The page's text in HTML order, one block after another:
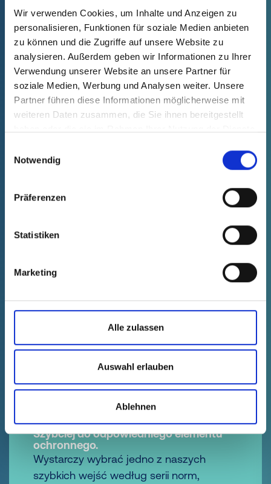
Wir verwenden Cookies, um Inhalte und Anzeigen zu
personalisieren, Funktionen für soziale Medien anbieten
zu können und die Zugriffe auf unsere Website zu
analysieren. Außerdem geben wir Informationen zu Ihrer
Verwendung unserer Website an unsere Partner für
soziale Medien, Werbung und Analysen weiter. Unsere
Partner führen diese Informationen möglicherweise mit
weiteren Daten zusammen, die Sie ihnen bereitgestellt
Notwendig
Präferenzen
Statistiken
Marketing
Alle zulassen
Auswahl erlauben
Ablehnen
GPN 242 PCR-
PE, blue
Nasadki
uszczelniające
wtyków VDA
1 2 3 4 5 6
Szybciej do odpowiedniego elementu
ochronnego.
Wystarczy wybrać jedno z naszych
szybkich wejść według serii norm,